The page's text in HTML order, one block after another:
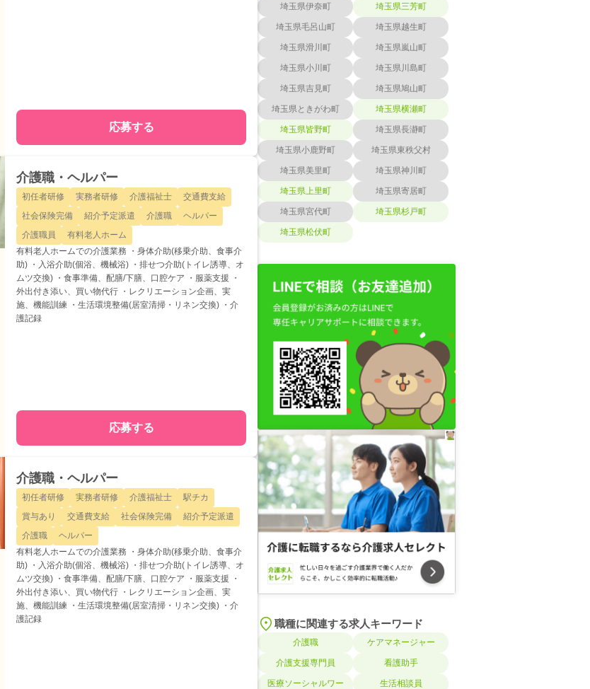
応募する
介護職・ヘルパー
初任者研修 実務者研修 介護福祉士
交通費支給
社会保険完備
紹介予定派遣 介護職
ヘルパー
介護職員
有料老人ホーム
有料老人ホームでの介護業務 ・身体介助(移乗介助、食事介
助) ・入浴介助(個浴、機械浴) ・排せつ介助(トイレ誘導、オ
ムツ交換) ・食事準備、配膳/下膳、口腔ケア ・服薬支援 ・
外出付き添い、買い物代行 ・レクリエーション企画、実
施、機能訓練 ・生活環境整備(居室清掃・リネン交換) ・介
護記録
応募する
介護職・ヘルパー
初任者研修 実務者研修 介護福祉士
駅チカ
賞与あり
交通費支給 社会保険完備
紹介予定派遣
介護職
ヘルパー
有料老人ホームでの介護業務 ・身体介助(移乗介助、食事介
助) ・入浴介助(個浴、機械浴) ・排せつ介助(トイレ誘導、オ
ムツ交換) ・食事準備、配膳/下膳、口腔ケア ・服薬支援 ・
外出付き添い、買い物代行 ・レクリエーション企画、実
施、機能訓練 ・生活環境整備(居室清掃・リネン交換) ・介
護記録
埼玉県伊奈町 埼玉県三芳町
埼玉県毛呂山町 埼玉県越生町
埼玉県滑川町 埼玉県嵐山町
埼玉県小川町 埼玉県川島町
埼玉県吉見町 埼玉県鳩山町
埼玉県ときがわ町 埼玉県横瀬町
埼玉県皆野町 埼玉県長瀞町
埼玉県小鹿野町 埼玉県東秩父村
埼玉県美里町 埼玉県神川町
埼玉県上里町 埼玉県寄居町
埼玉県宮代町 埼玉県杉戸町
埼玉県松伏町
職種に関連する求人キーワード
介護職 ケアマネージャー
介護支援専門員 看護助手
医療ソーシャルワー
生活相談員